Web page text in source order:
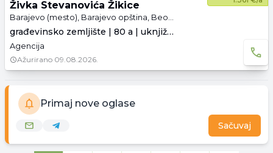
Živka Stevanovića Žikice
Barajevo (mesto), Barajevo opština, Beograd
građevinsko zemljište | 80 a | uknjiženo
Agencija
Ažurirano 09.08.2026.
Primaj nove oglase
Sačuvaj